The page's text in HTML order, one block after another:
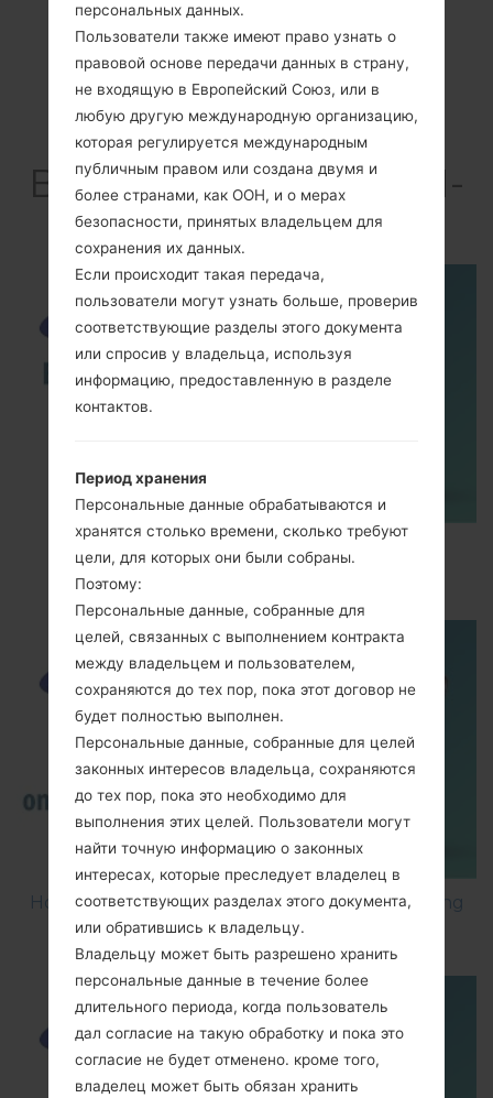
ВидеоSamsung SGH-
I520
How to Enable Developer Options & USB
Debugging on Samsung ?
How to Factory Reset through code on Samsung
GT-S5560?
персональных данных.
Пользователи также имеют право узнать о
правовой основе передачи данных в страну,
не входящую в Европейский Союз, или в
любую другую международную организацию,
которая регулируется международным
публичным правом или создана двумя и
более странами, как ООН, и о мерах
безопасности, принятых владельцем для
сохранения их данных.
Если происходит такая передача,
пользователи могут узнать больше, проверив
соответствующие разделы этого документа
или спросив у владельца, используя
информацию, предоставленную в разделе
контактов.
Период хранения
Персональные данные обрабатываются и
хранятся столько времени, сколько требуют
цели, для которых они были собраны.
Поэтому:
Персональные данные, собранные для
целей, связанных с выполнением контракта
между владельцем и пользователем,
сохраняются до тех пор, пока этот договор не
будет полностью выполнен.
Персональные данные, собранные для целей
законных интересов владельца, сохраняются
до тех пор, пока это необходимо для
выполнения этих целей. Пользователи могут
найти точную информацию о законных
интересах, которые преследует владелец в
соответствующих разделах этого документа,
или обратившись к владельцу.
Владельцу может быть разрешено хранить
персональные данные в течение более
длительного периода, когда пользователь
дал согласие на такую обработку и пока это
согласие не будет отменено. кроме того,
владелец может быть обязан хранить